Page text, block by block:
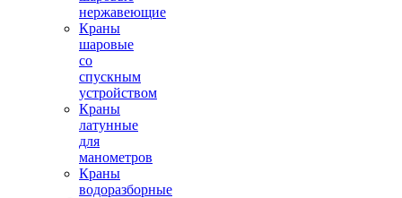
нержавеющие
Краны
шаровые
со
спускным
устройством
Краны
латунные
для
манометров
Краны
водоразборные